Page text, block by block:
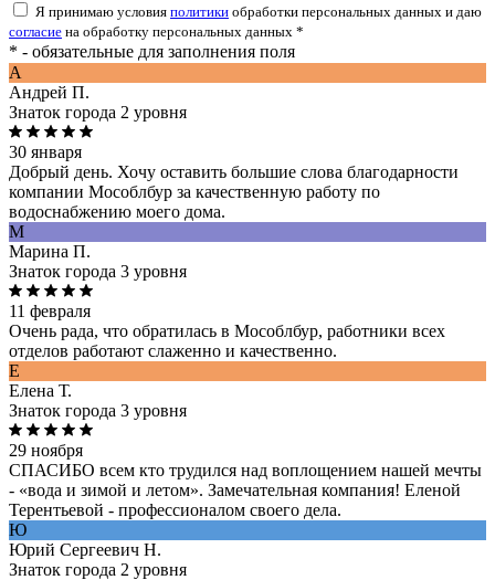
Я принимаю условия политики обработки персональных данных и даю
согласие на обработку персональных данных *
* - обязательные для заполнения поля
A
Андрей П.
Знаток города 2 уровня
30 января
Добрый день. Хочу оставить большие слова благодарности
компании Мособлбур за качественную работу по
водоснабжению моего дома.
М
Марина П.
Знаток города 3 уровня
11 февраля
Очень рада, что обратилась в Мособлбур, работники всех
отделов работают слаженно и качественно.
Е
Елена Т.
Знаток города 3 уровня
29 ноября
СПАСИБО всем кто трудился над воплощением нашей мечты
- «вода и зимой и летом». Замечательная компания! Еленой
Терентьевой - профессионалом своего дела.
Ю
Юрий Сергеевич Н.
Знаток города 2 уровня